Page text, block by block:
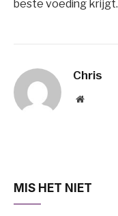
beste voeding krijgt.
Chris
Website
MIS HET NIET